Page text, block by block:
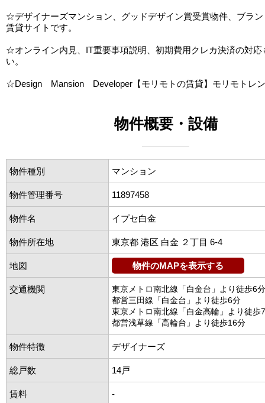
☆デザイナーズマンション、グッドデザイン賞受賞物件、ブラ
賃貸サイトです。
☆オンライン内見、IT重要事項説明、初期費用クレカ決済の対応
い。
☆Design Mansion Developer【モリモトの賃貸】モリモトレ
物件概要・設備
物件種別 マンション
物件管理番号 11897458
物件名 イプセ白金
物件所在地 東京都 港区 白金 ２丁目 6-4
地図 物件のMAPを表示する
交通機関
東京メトロ南北線「白金台」より徒歩6分
都営三田線「白金台」より徒歩6分
東京メトロ南北線「白金高輪」より徒歩
都営浅草線「高輪台」より徒歩16分
物件特徴 デザイナーズ
総戸数 14戸
賃料 -